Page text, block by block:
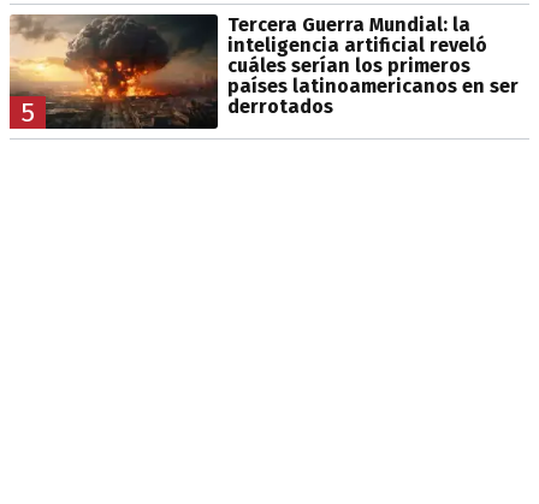
5
Tercera Guerra Mundial: la
inteligencia artificial reveló
cuáles serían los primeros
países latinoamericanos en ser
derrotados